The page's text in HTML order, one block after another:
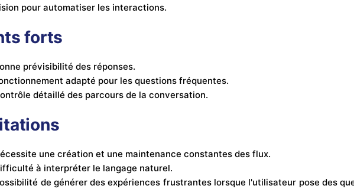
pour automatiser les interactions.
forts
prévisibilité des réponses.
adapté pour les questions fréquentes.
détaillé des parcours de la conversation.
une création et une maintenance constantes des flux.
à interpréter le langage naturel.
de générer des expériences frustrantes lorsque l'utilisateur pose des